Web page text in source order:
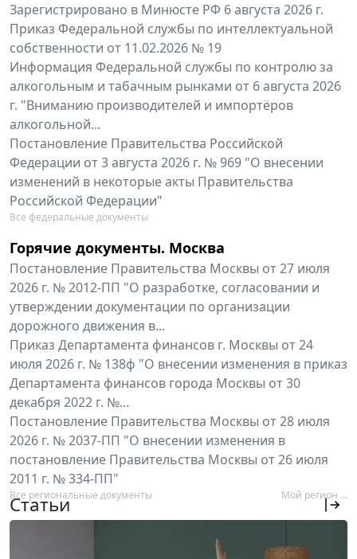
Зарегистрировано в Минюсте РФ 6 августа 2026 г.
Приказ Федеральной службы по интеллектуальной
собственности от 11.02.2026 № 19
Информация Федеральной службы по контролю за
алкогольным и табачным рынками от 6 августа 2026
г. "Вниманию производителей и импортёров
алкогольной...
Постановление Правительства Российской
Федерации от 3 августа 2026 г. № 969 "О внесении
изменений в некоторые акты Правительства
Российской Федерации"
Все федеральные документы
Горячие документы. Москва
Постановление Правительства Москвы от 27 июля
2026 г. № 2012-ПП "О разработке, согласовании и
утверждении документации по организации
дорожного движения в...
Приказ Департамента финансов г. Москвы от 24
июля 2026 г. № 138ф "О внесении изменения в приказ
Департамента финансов города Москвы от 30
декабря 2022 г. №...
Постановление Правительства Москвы от 28 июля
2026 г. № 2037-ПП "О внесении изменения в
постановление Правительства Москвы от 26 июля
2011 г. № 334-ПП"
Все региональные документы Мой регион ...
Статьи